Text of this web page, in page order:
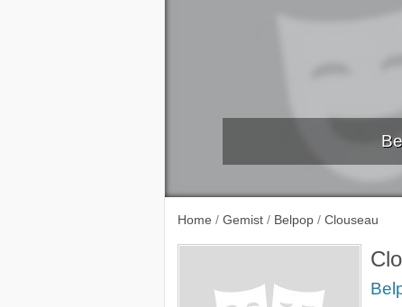
Home / Gemist / Belpop / Clouseau